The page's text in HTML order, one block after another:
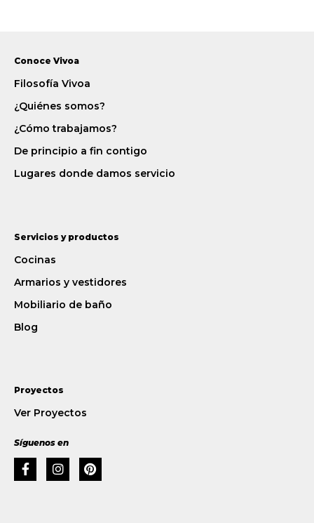
Conoce Vivoa
Filosofía Vivoa
¿Quiénes somos?
¿Cómo trabajamos?
De principio a fin contigo
Lugares donde damos servicio
Servicios y productos
Cocinas
Armarios y vestidores
Mobiliario de baño
Blog
Proyectos
Ver Proyectos
Síguenos en